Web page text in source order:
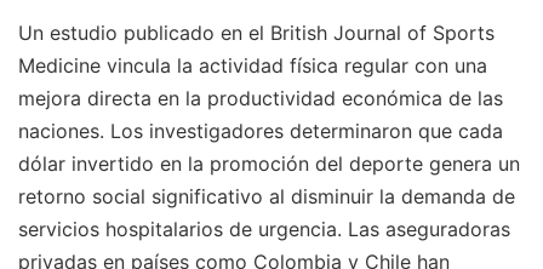
Un estudio publicado en el British Journal of Sports
Medicine vincula la actividad física regular con una
mejora directa en la productividad económica de las
naciones. Los investigadores determinaron que cada
dólar invertido en la promoción del deporte genera un
retorno social significativo al disminuir la demanda de
servicios hospitalarios de urgencia. Las aseguradoras
privadas en países como Colombia y Chile han